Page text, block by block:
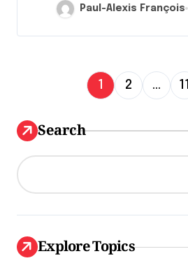
Paul-Alexis François
P
a
g
i
a
t
i
1 2 … 11
Search
Explore Topics